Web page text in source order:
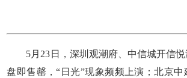
5月23日，深圳观潮府、中信城开信悦
盘即售罄，“日光”现象频频上演；北京中